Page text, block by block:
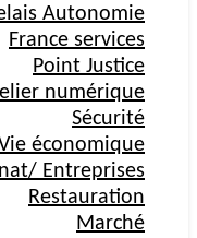
Autonomie
France services
Point Justice
numérique
Sécurité
économique
Entreprises
Restauration
Marché